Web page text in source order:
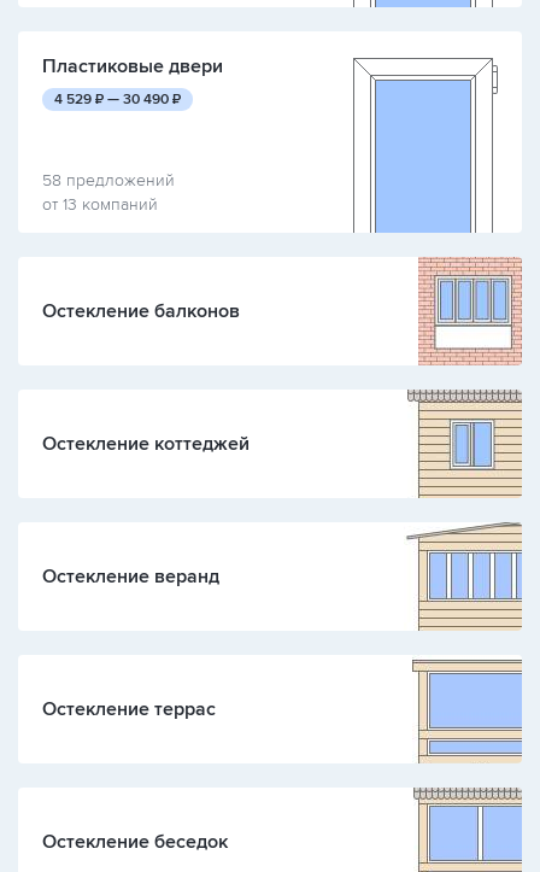
Пластиковые двери
4 529 руб.
₽ — 30 490 руб.
₽
58 предложений
от 13 компаний
Остекление балконов
Остекление коттеджей
Остекление веранд
Остекление террас
Остекление беседок